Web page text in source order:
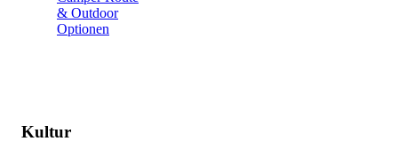
& Outdoor
Optionen
Kultur